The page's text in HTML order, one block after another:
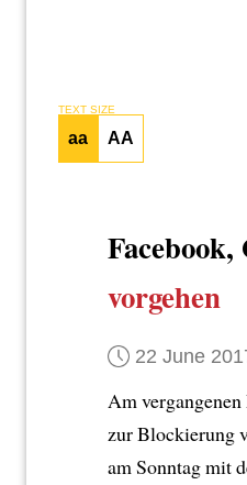
TEXT SIZE
aa AA
Facebook,
vorgehen
22 June
Am
zur Blockierung
am Sonntag mit